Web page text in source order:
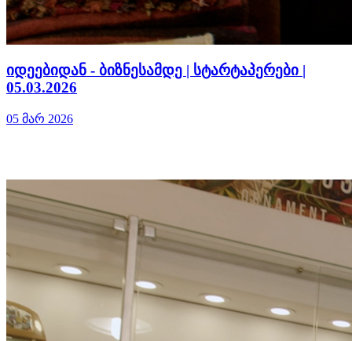
იდეებიდან - ბიზნესამდე | სტარტაპერები |
05.03.2026
05 მარ 2026